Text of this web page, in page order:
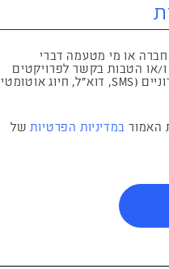
או מי מטעמה דברי
או הטבות בקשר לפרויקטים
וזאת באמצעים אלקטרוניים (SMS, דוא"ל, חיוג אוטומטי
האמור במדיניות הפרטיות של